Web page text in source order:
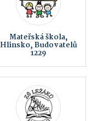
Mateřská škola,
Hlinsko, Budovatelů
1229